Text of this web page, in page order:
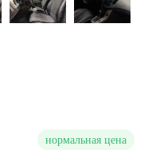
нормальная цена